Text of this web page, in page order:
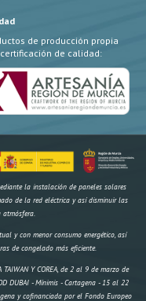
de producción propia
de calidad:
la instalación de paneles solares
de la red eléctrica y así disminuir las
atmósfera.
y con menor consumo energético, así
de congelado más eficiente.
Y COREA, de 2 al 9 de marzo de
DUBAI - Mínimis - Cartagena - 15 al 22
y cofinanciada por el Fondo Europeo